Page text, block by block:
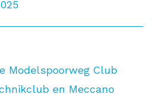
Modelspoorweg Club
en Meccano